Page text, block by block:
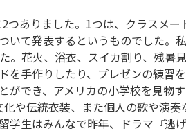
ありました。1つは、クラスメ
て発表するというものでした。
花火、浴衣、スイカ割り、残暑
手作りしたり、プレゼンの練習
でき、アメリカの小学校を見物
や伝統衣装、また個人の歌や演
学生はみんなで昨年、ドラマ『逃